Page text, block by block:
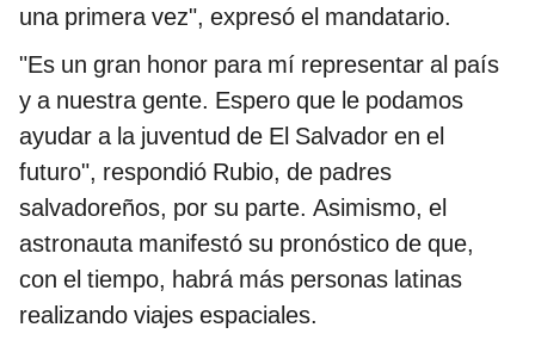
una primera vez", expresó el mandatario.
"Es un gran honor para mí representar al país
y a nuestra gente. Espero que le podamos
ayudar a la juventud de El Salvador en el
futuro", respondió Rubio, de padres
salvadoreños, por su parte. Asimismo, el
astronauta manifestó su pronóstico de que,
con el tiempo, habrá más personas latinas
realizando viajes espaciales.